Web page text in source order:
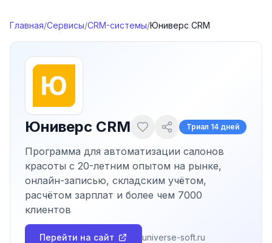
Главная/Сервисы/CRM-системы/Юниверс CRM
Юниверс CRM Триал 14 дней
Программа для автоматизации салонов
красоты с 20-летним опытом на рынке,
онлайн-записью, складским учётом,
расчётом зарплат и более чем 7000
клиентов
Перейти на сайт universe-soft.ru